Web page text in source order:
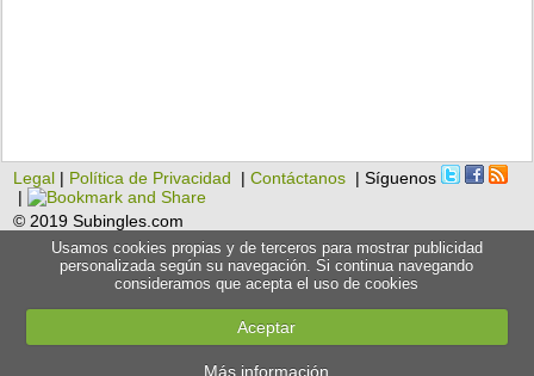
Legal | Política de Privacidad |Contáctanos | Síguenos
|
© 2019 Subingles.com
Usamos cookies propias y de terceros para mostrar publicidad
personalizada según su navegación. Si continua navegando
consideramos que acepta el uso de cookies
Aceptar
Más información